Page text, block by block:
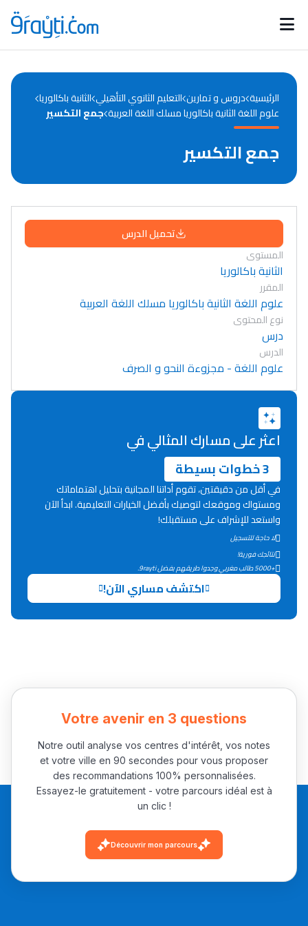
Catégories
d'actualités
Annonces bourses
Lycée Maroc
التعليم الثانوي التأهيلي
Post-Bac
+ de 78 Sujets
Interviews/Vidéos
+ de 89 Interviews/Vidéos
دليل المهن
الرئيسية دروس و تمارين التعليم الثانوي التأهيلي الثانية باكالوريا
علوم اللغة الثانية باكالوريا مسلك اللغة العربية جمع التكسير
جمع التكسير
تحميل الدرس
المستوى
الثانية باكالوريا
المقرر
علوم اللغة الثانية باكالوريا مسلك اللغة العربية
نوع المحتوى
درس
الدرس
علوم اللغة - مجزوءة النحو و الصرف
اعثر على مسارك المثالي في
3 خطوات بسيطة
في أقل من دقيقتين، تقوم أداتنا المجانية بتحليل اهتماماتك
ومستواك وموقعك لتوصيك بأفضل الخيارات التعليمية. ابدأ الآن
واستعد للإشراف على مستقبلك!
لا حاجة للتسجيل
نتائجك فورية!
+5000 طالب مغربي وجدوا طريقهم بفضل 9rayti.
اكتشف مساري الآن!
Votre avenir en 3 questions
Notre outil analyse vos centres d'intérêt, vos notes
et votre ville en 90 secondes pour vous proposer
des recommandations 100% personnalisées.
Essayez-le gratuitement - votre parcours idéal est à
un clic !
Découvrir mon parcours